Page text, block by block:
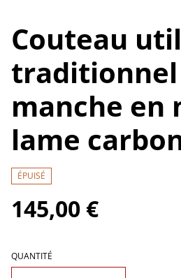
Couteau
traditionnel
manche en
lame
ÉPUISÉ
145,00 €
QUANTITÉ